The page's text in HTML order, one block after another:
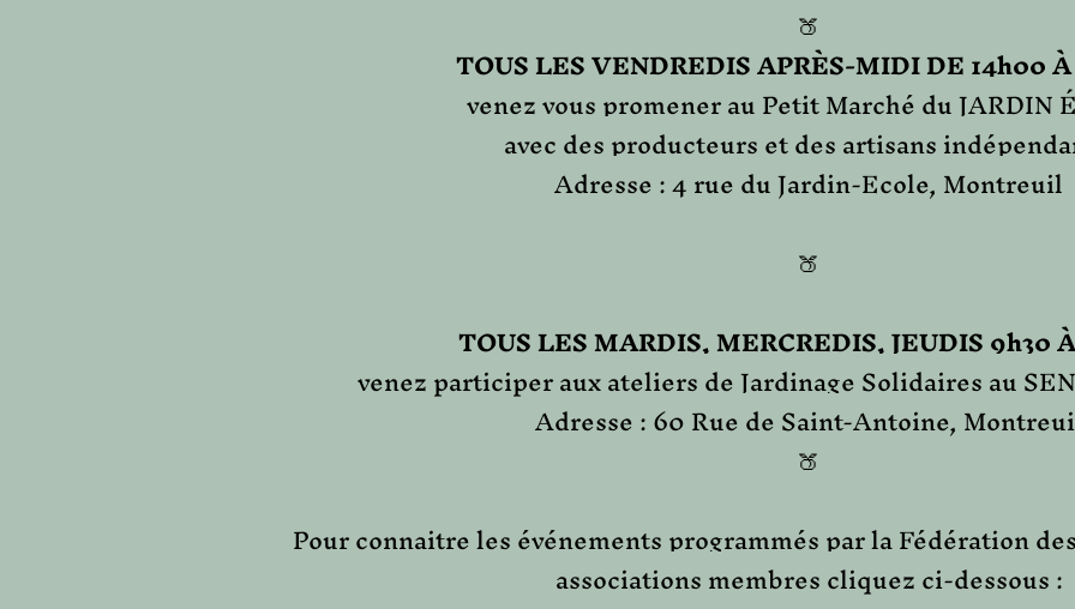
🍑
TOUS LES VENDREDIS APRÈS-MIDI DE 14h00
venez vous promener au Petit Marché du JARDIN
avec des producteurs etdes artisans
Adresse : 4 rue du Jardin-Ecole, Montreuil
​🍑
TOUS LES MARDIS, MERCREDIS, JEUDIS 9h30
venez participer aux ateliers de Jardinage Solidaires au
Adresse : 60 Rue de Saint-Antoine,
🍑
Pour connaitre les événements programmés par la Fédération
associations membres cliquez ci-dessous :